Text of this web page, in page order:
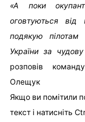
«А поки
оговтуються від
подякую
України за
розповів
Олещук
Якщо ви помітили
текст і натисніть